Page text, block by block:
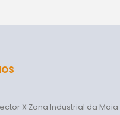
X Zona Industrial da Maia